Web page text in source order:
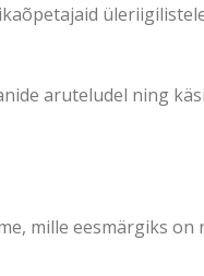
aruteludel ning
mille eesmärgiks on